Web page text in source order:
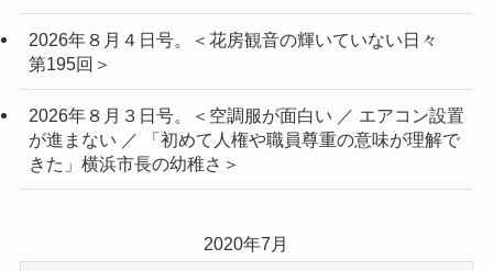
2026年８月４日号。＜花房観音の輝いていない日々
第195回＞
2026年８月３日号。＜空調服が面白い ／ エアコン設置
が進まない ／ 「初めて人権や職員尊重の意味が理解で
きた」横浜市長の幼稚さ＞
2020年7月